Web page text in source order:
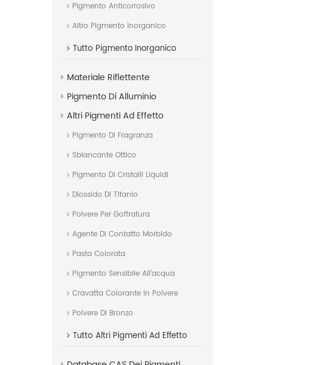
Pigmento Anticorrosivo
Altro Pigmento Inorganico
Tutto Pigmento Inorganico
Materiale Riflettente
Pigmento Di Alluminio
Altri Pigmenti Ad Effetto
Pigmento Di Fragranza
Sbiancante Ottico
Pigmento Di Cristalli Liquidi
Diossido Di Titanio
Polvere Per Goffratura
Agente Di Contatto Morbido
Pasta Colorata
Pigmento Sensibile All'acqua
Cravatta Colorante In Polvere
Polvere Di Bronzo
Tutto Altri Pigmenti Ad Effetto